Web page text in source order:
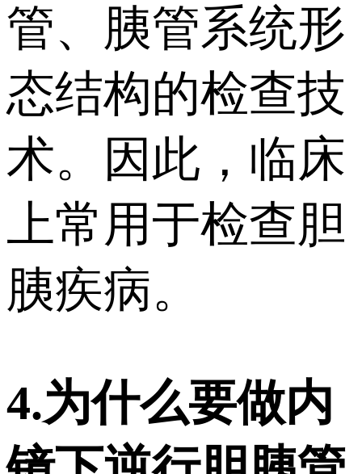
管、胰管系统形
态结构的检查技
术。因此，临床
上常用于检查胆
胰疾病。
4.为什么要做内